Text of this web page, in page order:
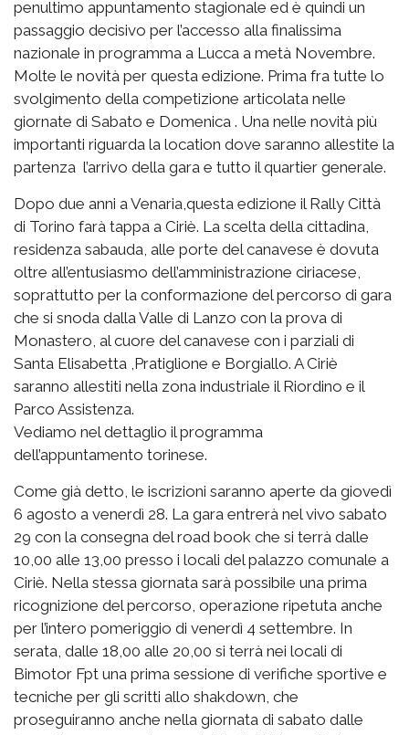
penultimo appuntamento stagionale ed è quindi un
passaggio decisivo per l’accesso alla finalissima
nazionale in programma a Lucca a metà Novembre.
Molte le novità per questa edizione. Prima fra tutte lo
svolgimento della competizione articolata nelle
giornate di Sabato e Domenica . Una nelle novità più
importanti riguarda la location dove saranno allestite la
partenza l’arrivo della gara e tutto il quartier generale.
Dopo due anni a Venaria,questa edizione il Rally Città
di Torino farà tappa a Ciriè. La scelta della cittadina,
residenza sabauda, alle porte del canavese è dovuta
oltre all’entusiasmo dell’amministrazione ciriacese,
soprattutto per la conformazione del percorso di gara
che si snoda dalla Valle di Lanzo con la prova di
Monastero, al cuore del canavese con i parziali di
Santa Elisabetta ,Pratiglione e Borgiallo. A Ciriè
saranno allestiti nella zona industriale il Riordino e il
Parco Assistenza.
Vediamo nel dettaglio il programma
dell’appuntamento torinese.
Come già detto, le iscrizioni saranno aperte da giovedì
6 agosto a venerdì 28. La gara entrerà nel vivo sabato
29 con la consegna del road book che si terrà dalle
10,00 alle 13,00 presso i locali del palazzo comunale a
Ciriè. Nella stessa giornata sarà possibile una prima
ricognizione del percorso, operazione ripetuta anche
per l’intero pomeriggio di venerdì 4 settembre. In
serata, dalle 18,00 alle 20,00 si terrà nei locali di
Bimotor Fpt una prima sessione di verifiche sportive e
tecniche per gli scritti allo shakdown, che
proseguiranno anche nella giornata di sabato dalle